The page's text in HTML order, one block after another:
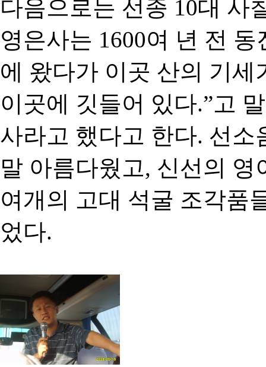
다음으로는 선종 10대 사
영은사는 1600여 년 전
에 왔다가 이곳 산의 기세
이곳에 깃들어 있다.”고
사라고 했다고 한다. 선
말 아름다웠고, 신선의
여개의 고대 석굴 조각품
었다.